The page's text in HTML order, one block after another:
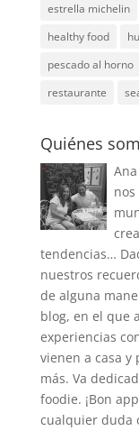
estrella michelin
healthy food
pescado al horno
restaurante
Quiénes
tendencias…
nuestros
de alguna
blog, en el que
experiencias
vienen a casa
más. Va
foodie. ¡Bon
cualquier duda